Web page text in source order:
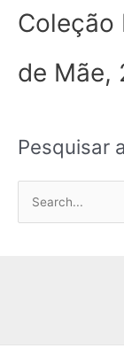
Coleção
de Mãe,
Pesquisar